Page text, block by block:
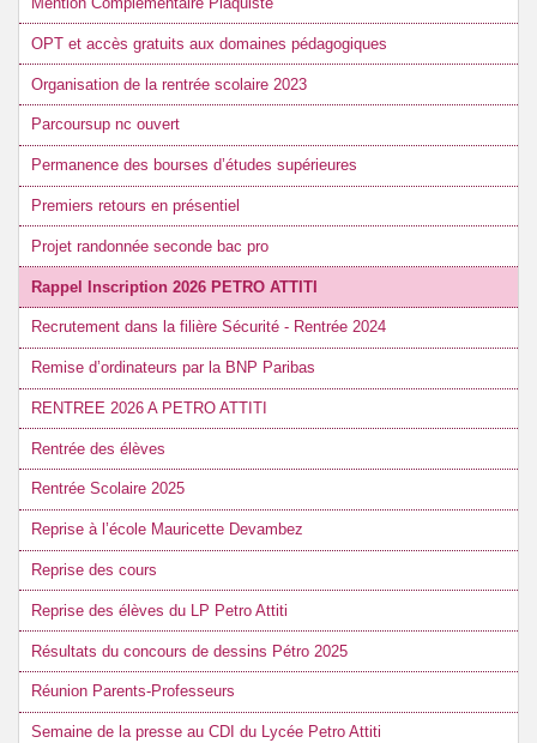
OPT et accès gratuits aux domaines pédagogiques
Organisation de la rentrée scolaire 2023
Parcoursup nc ouvert
Permanence des bourses d’études supérieures
Premiers retours en présentiel
Projet randonnée seconde bac pro
Rappel Inscription 2026 PETRO ATTITI
Recrutement dans la filière Sécurité - Rentrée 2024
Remise d’ordinateurs par la BNP Paribas
RENTREE 2026 A PETRO ATTITI
Rentrée des élèves
Rentrée Scolaire 2025
Reprise à l’école Mauricette Devambez
Reprise des cours
Reprise des élèves du LP Petro Attiti
Résultats du concours de dessins Pétro 2025
Réunion Parents-Professeurs
Semaine de la presse au CDI du Lycée Petro Attiti